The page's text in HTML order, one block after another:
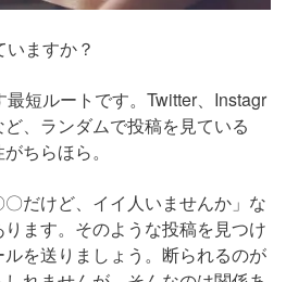
ますか？
最短ルートです。Twitter、Instagr
、ランダムで投稿を見ている
ちらほら。
〇だけど、イイ人いませんか」な
ます。そのような投稿を見つけ
を送りましょう。断られるのが